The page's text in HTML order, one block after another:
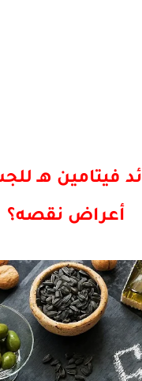
فيتامين هـ
أعراض نقصه؟